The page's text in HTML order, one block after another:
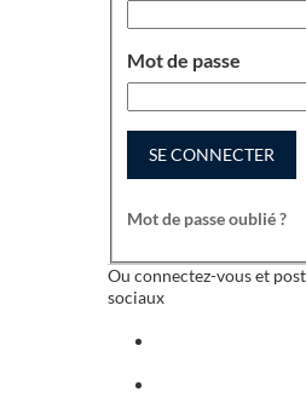
Mot de passe
SE CONNECTER
Mot de passe oublié ?
Ou connectez-vous et
sociaux